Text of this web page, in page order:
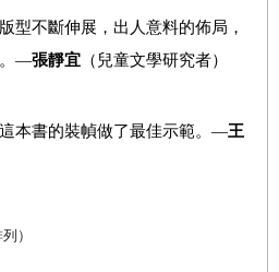
型不斷伸展，出人意料的佈局，
。—張靜宜 （兒童文學研究者）
本書的裝幀做了最佳示範。—王
）